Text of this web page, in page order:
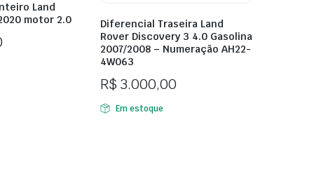
Land
motor 2.0
Diferencial Traseira Land
Rover Discovery 3 4.0 Gasolina
2007/2008 – Numeração AH22-
4W063
R$ 3.000,00
Em estoque